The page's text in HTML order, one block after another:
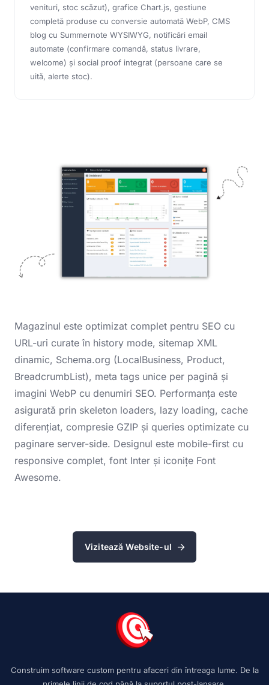
venituri, stoc scăzut), grafice Chart.js, gestiune
completă produse cu conversie automată WebP, CMS
blog cu Summernote WYSIWYG, notificări email
automate (confirmare comandă, status livrare,
welcome) și social proof integrat (persoane care se
uită, alerte stoc).
Magazinul este optimizat complet pentru SEO cu
URL-uri curate în history mode, sitemap XML
dinamic, Schema.org (LocalBusiness, Product,
BreadcrumbList), meta tags unice per pagină și
imagini WebP cu denumiri SEO. Performanța este
asigurată prin skeleton loaders, lazy loading, cache
diferențiat, compresie GZIP și queries optimizate cu
paginare server-side. Designul este mobile-first cu
responsive complet, font Inter și iconițe Font
Awesome.
Vizitează Website-ul
Construim software custom pentru afaceri din întreaga lume. De la